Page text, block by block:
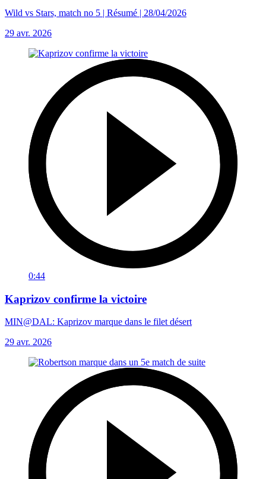
Wild vs Stars, match no 5 | Résumé | 28/04/2026
29 avr. 2026
0:44
Kaprizov confirme la victoire
MIN@DAL: Kaprizov marque dans le filet désert
29 avr. 2026